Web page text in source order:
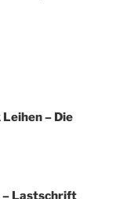
– Die
– Lastschrift